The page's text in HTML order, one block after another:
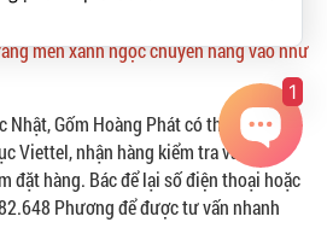
có chuyển hàng vào được không, tôi
men xanh ngọc chuyển hàng vào như
Nhật, Gốm Hoàng Phát có thể chuyển
Viettel, nhận hàng kiểm tra và thanh
đặt hàng. Bác để lại số điện thoại hoặc
Phương để được tư vấn nhanh
1